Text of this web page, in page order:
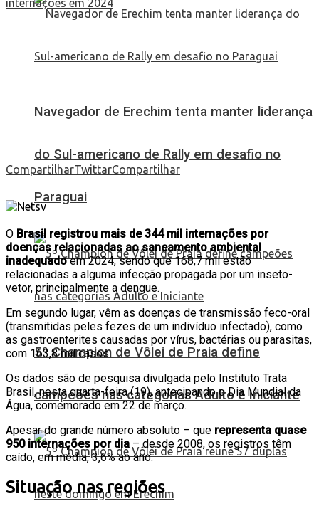
Navegador de Erechim tenta manter liderança
do Sul-americano de Rally em desafio no
Paraguai
5º Champion de Vôlei de Praia define
campeões nas categorias Adulto e Iniciante
CompartilharTwittarCompartilhar
O Brasil registrou mais de 344 mil internações por
doenças relacionadas ao saneamento ambiental
inadequadoem 2024, sendo que 168,7 mil estão
relacionadas a alguma infecção propagada por um inseto-
vetor, principalmente a dengue.
Em segundo lugar, vêm as doenças de transmissão feco-oral
(transmitidas peles fezes de um indivíduo infectado), como
as gastroenterites causadas por vírus, bactérias ou parasitas,
com 163,8 mil casos.
Os dados são de pesquisa divulgada pelo Instituto Trata
Brasil, nesta quarta-feira (19), antecipando o Dia Mundial da
Água, comemorado em 22 de março.
Apesar do grande número absoluto – que representa quase
950 internações por dia – desde 2008, os registros têm
caído, em média, 3,6% ao ano.
Situação nas regiões